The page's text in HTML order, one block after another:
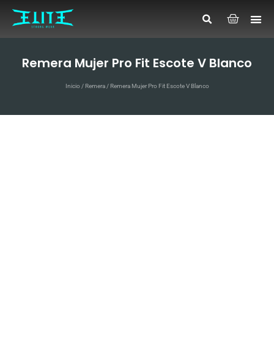
Remera Mujer Pro Fit Escote V Blanco
Inicio/ Remera/ Remera Mujer Pro Fit Escote V Blanco